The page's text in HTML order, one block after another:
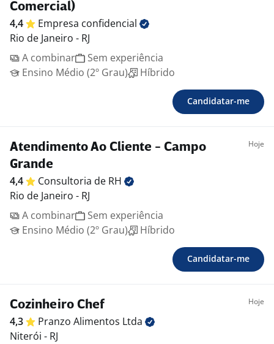
Comercial)
4,4 Empresa confidencial
Rio de Janeiro - RJ
A combinar
Sem experiência
Ensino Médio (2º Grau)
Híbrido
Candidatar-me
Atendimento Ao Cliente - Campo
Grande
Hoje
4,4 Consultoria de RH
Rio de Janeiro - RJ
A combinar
Sem experiência
Ensino Médio (2º Grau)
Híbrido
Candidatar-me
Cozinheiro Chef Hoje
4,3 Pranzo Alimentos Ltda
Niterói - RJ